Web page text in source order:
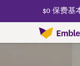
$0 保费基
为什么